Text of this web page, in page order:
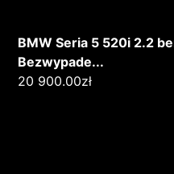
BMW Seria 5 520i 2.2
Bezwypade...
20 900.00zł